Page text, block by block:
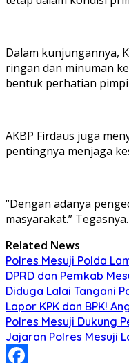
Dalam kunjungannya,
ringan dan minuman
bentuk perhatian
AKBP Firdaus juga
pentingnya menjaga
“Dengan adanya
masyarakat.” Tegasnya.
Related News
Polres Mesuji Polda
DPRD dan Pemkab
Diduga Lalai Tangani
Lapor KPK dan BPK!
Polres Mesuji Dukung
Jajaran Polres Mesuji